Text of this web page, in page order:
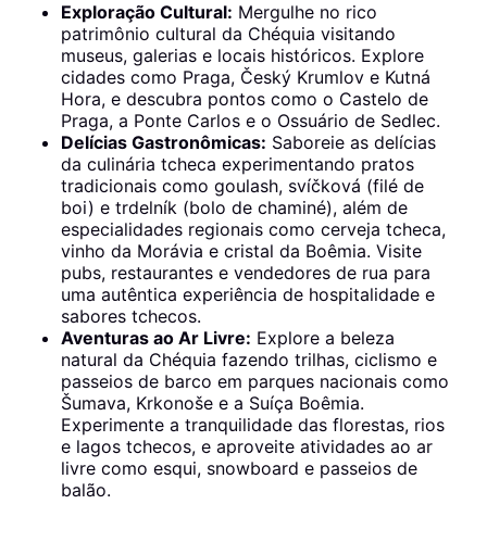
Exploração Cultural: Mergulhe no rico
patrimônio cultural da Chéquia visitando
museus, galerias e locais históricos. Explore
cidades como Praga, Český Krumlov e Kutná
Hora, e descubra pontos como o Castelo de
Praga, a Ponte Carlos e o Ossuário de Sedlec.
Delícias Gastronômicas: Saboreie as delícias
da culinária tcheca experimentando pratos
tradicionais como goulash, svíčková (filé de
boi) e trdelník (bolo de chaminé), além de
especialidades regionais como cerveja tcheca,
vinho da Morávia e cristal da Boêmia. Visite
pubs, restaurantes e vendedores de rua para
uma autêntica experiência de hospitalidade e
sabores tchecos.
Aventuras ao Ar Livre: Explore a beleza
natural da Chéquia fazendo trilhas, ciclismo e
passeios de barco em parques nacionais como
Šumava, Krkonoše e a Suíça Boêmia.
Experimente a tranquilidade das florestas, rios
e lagos tchecos, e aproveite atividades ao ar
livre como esqui, snowboard e passeios de
balão.